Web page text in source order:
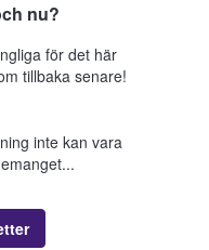
nu?
för det här
tillbaka senare!
inte kan vara